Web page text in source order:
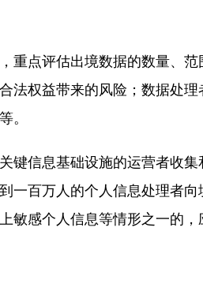
点评估出境数据的数量、范
法权益带来的风险；数据处
。
信息基础设施的运营者收集
一百万人的个人信息处理者
敏感个人信息等情形之一的